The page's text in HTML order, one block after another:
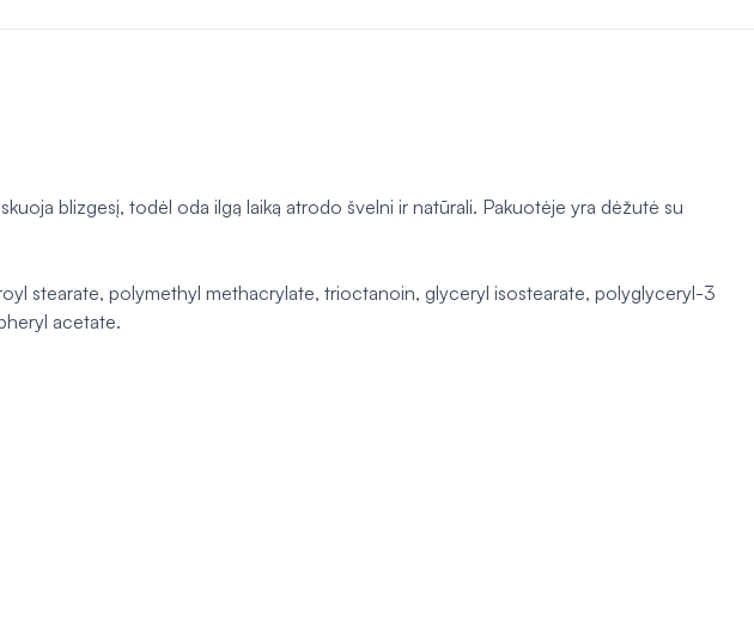
blizgesį, todėl oda ilgą laiką atrodo švelni ir natūrali. Pakuotėje yra dėžutė su
stearate, polymethyl methacrylate, trioctanoin, glyceryl isostearate, polyglyceryl-3
acetate.